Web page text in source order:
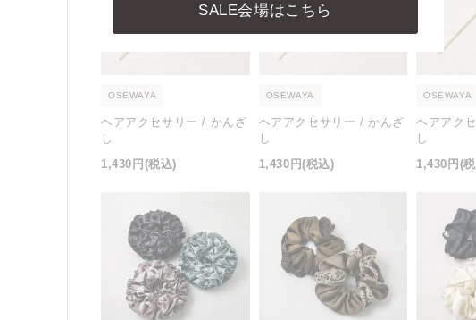
OSEWAYA
ヘアアクセサリー / かんざ
し
1,430円(税込)
OSEWAYA
ヘアアクセサリー / かんざ
し
1,430円(税込)
OSEWAYA
ヘアアク
し
1,430円(
SALE会場はこちら